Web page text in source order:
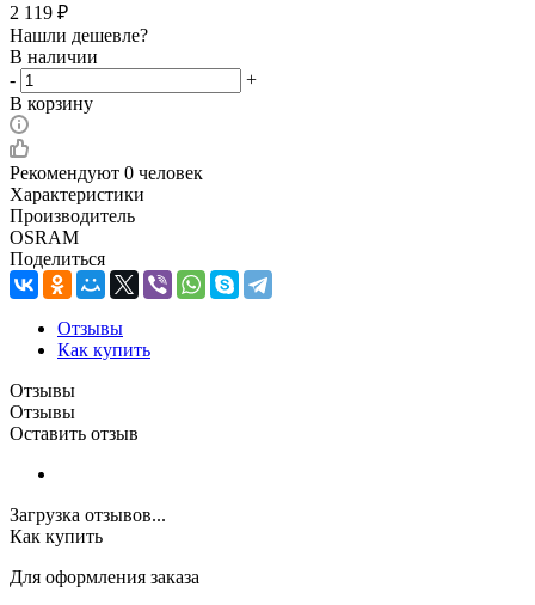
2 119 ₽
Нашли дешевле?
В наличии
-
+
В корзину
Рекомендуют 0 человек
Характеристики
Производитель
OSRAM
Поделиться
Отзывы
Как купить
Отзывы
Отзывы
Оставить отзыв
Загрузка отзывов...
Как купить
Для оформления заказа